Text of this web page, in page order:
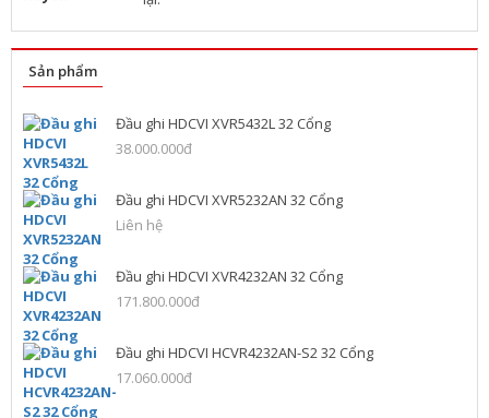
Sản phẩm
Đầu ghi HDCVI XVR5432L 32 Cổng
38.000.000đ
Đầu ghi HDCVI XVR5232AN 32 Cổng
Liên hệ
Đầu ghi HDCVI XVR4232AN 32 Cổng
171.800.000đ
Đầu ghi HDCVI HCVR4232AN-S2 32 Cổng
17.060.000đ